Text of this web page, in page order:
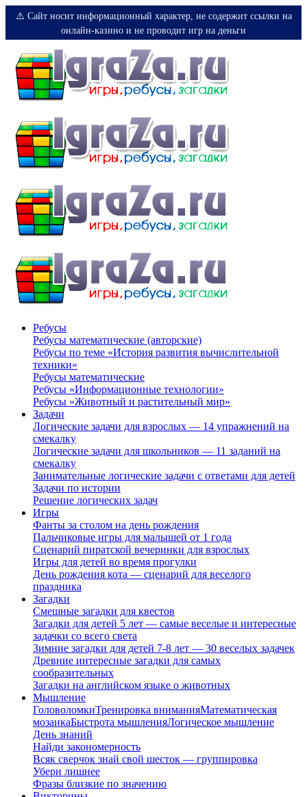
⚠️ Сайт носит информационный характер, не содержит ссылки на
онлайн-казино и не проводит игр на деньги
Ребусы
Ребусы математические (авторские)
Ребусы по теме «История развития вычислительной
техники»
Ребусы математические
Ребусы «Информационные технологии»
Ребусы «Животный и растительный мир»
Задачи
Логические задачи для взрослых — 14 упражнений на
смекалку
Логические задачи для школьников — 11 заданий на
смекалку
Занимательные логические задачи с ответами для детей
Задачи по истории
Решение логических задач
Игры
Фанты за столом на день рождения
Пальчиковые игры для малышей от 1 года
Сценарий пиратской вечеринки для взрослых
Игры для детей во время прогулки
День рождения кота — сценарий для веселого
праздника
Загадки
Смешные загадки для квестов
Загадки для детей 5 лет — самые веселые и интересные
задачки со всего света
Зимние загадки для детей 7-8 лет — 30 веселых задачек
Древние интересные загадки для самых
сообразительных
Загадки на английском языке о животных
Мышление
ГоловоломкиТренировка вниманияМатематическая
мозаикаБыстрота мышленияЛогическое мышление
День знаний
Найди закономерность
Всяк сверчок знай свой шесток — группировка
Убери лишнее
Фразы близкие по значению